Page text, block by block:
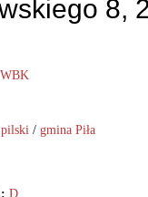
8,
/ gmina Piła
D